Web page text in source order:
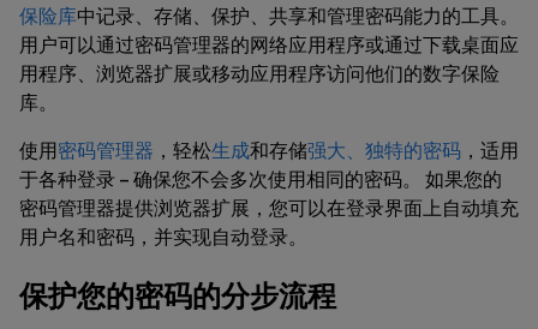
保险库中记录、存储、保护、共享和管理密码能力的工具。
用户可以通过密码管理器的网络应用程序或通过下载桌面应
用程序、浏览器扩展或移动应用程序访问他们的数字保险
库。
使用密码管理器 ，轻松生成和存储强大、独特的密码 ，适用
于各种登录 – 确保您不会多次使用相同的密码。 如果您的
密码管理器提供浏览器扩展，您可以在登录界面上自动填充
用户名和密码，并实现自动登录。
保护您的密码的分步流程